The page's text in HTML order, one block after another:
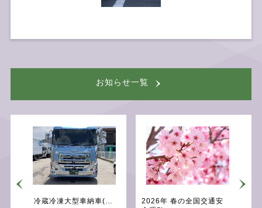
個人情報保護方針
冷蔵冷凍大型車納車(第一弾)
お知らせ一覧
2026年 春の全国交通安